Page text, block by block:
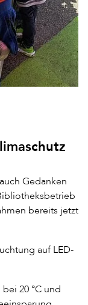
Gedanken
bereits jetzt
auf LED-
20 °C und